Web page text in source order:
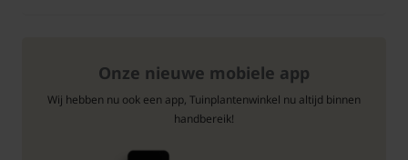
Onze nieuwe mobiele app
Wij hebben nu ook een app, Tuinplantenwinkel nu altijd binnen
handbereik!